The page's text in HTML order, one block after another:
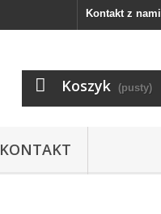
Kontakt z nami
Koszyk (pusty)
KONTAKT